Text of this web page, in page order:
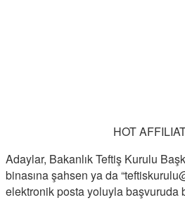
HOT
Adaylar, Bakanlık Teftiş Kurulu
binasına şahsen ya da
elektronik posta yoluyla başvuruda